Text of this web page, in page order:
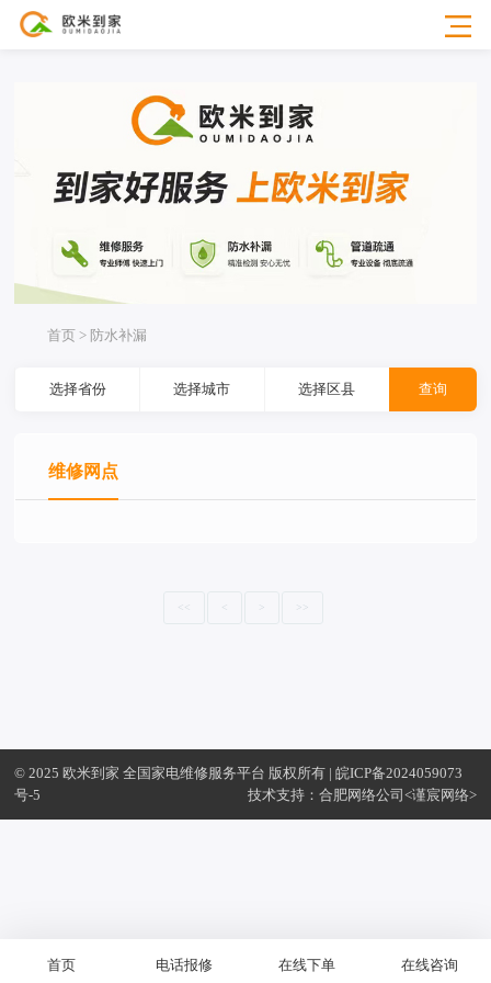
首页 > 防水补漏
选择省份 选择城市 选择区县 查询
维修网点
<< < > >>
© 2025 欧米到家 全国家电维修服务平台 版权所有 |皖ICP备2024059073
号-5
技术支持： 合肥网络公司 <谨宸网络>
首页 电话报修 在线下单 在线咨询